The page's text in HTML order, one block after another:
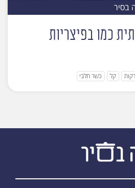
בסיר
כמו בפיצריות
קל כשר חלבי